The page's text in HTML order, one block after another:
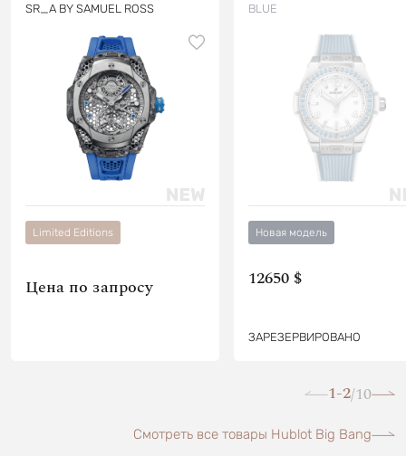
SR_A BY SAMUEL ROSS
Limited Editions
Цена по запросу
BLUE
Новая модель
12650 $
ЗАРЕЗЕРВИРОВАНО
1-2/10
Смотреть все товары Hublot Big Bang